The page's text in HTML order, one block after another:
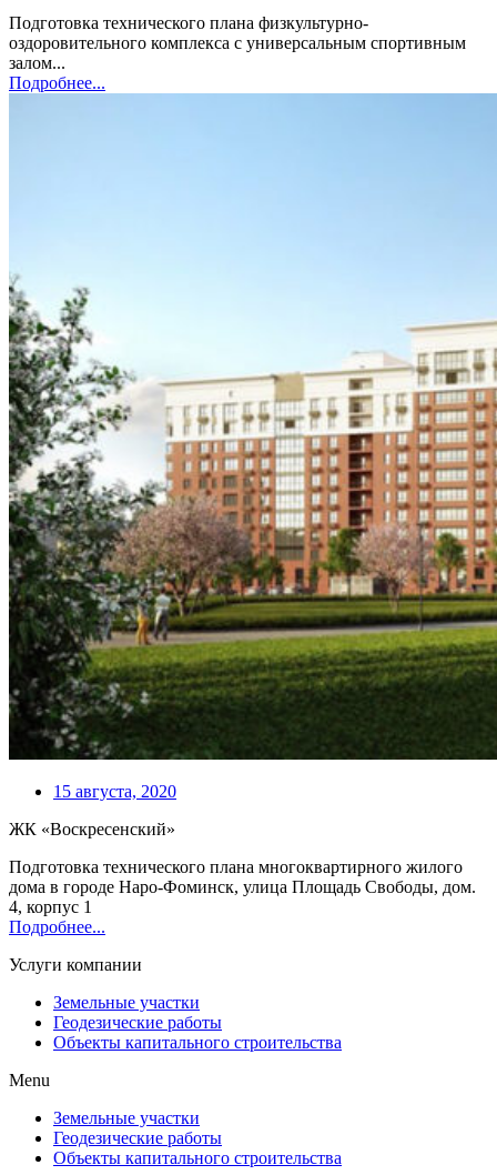
Подготовка технического плана физкультурно-
оздоровительного комплекса с универсальным спортивным
залом...
Подробнее...
15 августа, 2020
ЖК «Воскресенский»
Подготовка технического плана многоквартирного жилого
дома в городе Наро-Фоминск, улица Площадь Свободы, дом.
4, корпус 1
Подробнее...
Услуги компании
Земельные участки
Геодезические работы
Объекты капитального строительства
Menu
Земельные участки
Геодезические работы
Объекты капитального строительства